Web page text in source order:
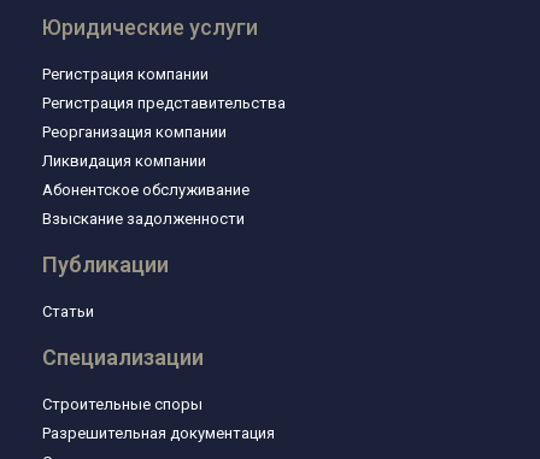
Юридические услуги
Регистрация компании
Регистрация представительства
Реорганизация компании
Ликвидация компании
Абонентское обслуживание
Взыскание задолженности
Публикации
Статьи
Специализации
Строительные споры
Разрешительная документация